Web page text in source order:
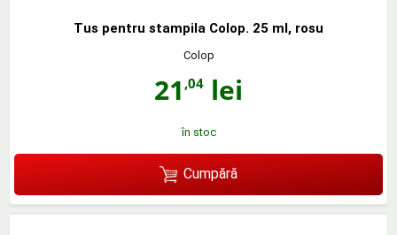
Tus pentru stampila Colop. 25 ml, rosu
Colop
21 ,04 lei
în stoc
Cumpără